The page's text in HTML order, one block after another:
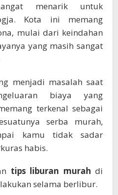
menarik untuk
Kota ini memang
mulai dari keindahan
yang masih sangat
menjadi masalah saat
biaya yang
terkenal sebagai
serba murah,
kamu tidak sadar
habis.
tips liburan murah di
selama berlibur.